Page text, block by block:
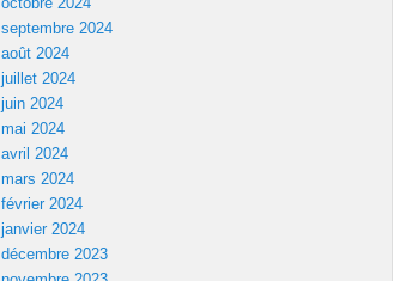
septembre 2024
août 2024
juillet 2024
juin 2024
mai 2024
avril 2024
mars 2024
février 2024
janvier 2024
décembre 2023